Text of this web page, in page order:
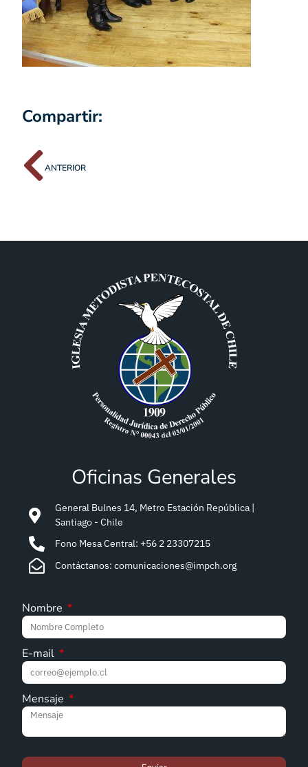
Compartir:
ANTERIOR
Oficinas Generales
General Bulnes 14, Metro Estación República |
Santiago - Chile
Fono Mesa Central: +56 2 23307215
Contáctanos: comunicaciones@impch.org
Nombre
E-mail
Mensaje